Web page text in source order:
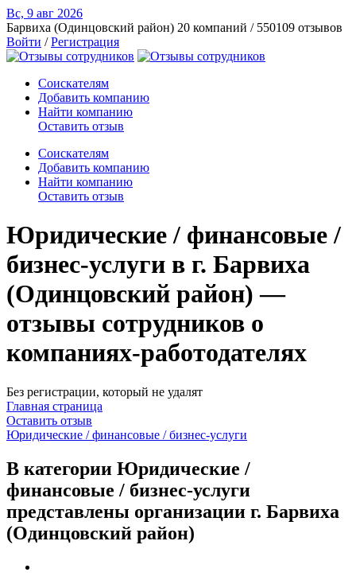
Вс, 9 авг 2026
Барвиха (Одинцовский район) 20 компаний / 550109 отзывов
Войти /Регистрация
Соискателям
Добавить компанию
Найти компанию
Оставить отзыв
Соискателям
Добавить компанию
Найти компанию
Оставить отзыв
Юридические / финансовые /
бизнес-услуги в г. Барвиха
(Одинцовский район) —
отзывы сотрудников о
компаниях-работодателях
Без регистрации, который не удалят
Главная страница
Оставить отзыв
Юридические / финансовые / бизнес-услуги
В категории Юридические /
финансовые / бизнес-услуги
представлены организации г. Барвиха
(Одинцовский район)